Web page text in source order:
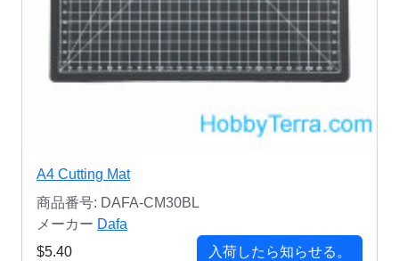
A4 Cutting Mat
商品番号: DAFA-CM30BL
メーカー Dafa
$5.40
入荷したら知らせる。